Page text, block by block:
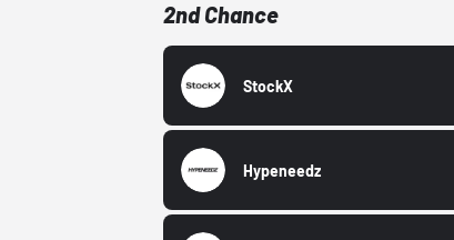
2nd Chance
StockX
Hypeneedz